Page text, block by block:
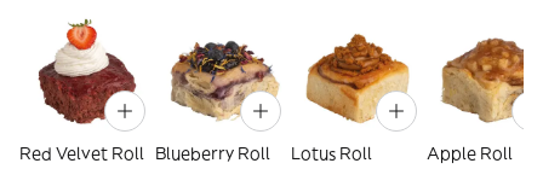
Red Velvet Roll Blueberry Roll Lotus Roll Apple Roll